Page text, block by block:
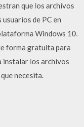
que los archivos
de PC en
Windows 10.
forma gratuita para
instalar los archivos
necesita.